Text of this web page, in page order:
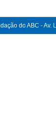
do ABC - Av.